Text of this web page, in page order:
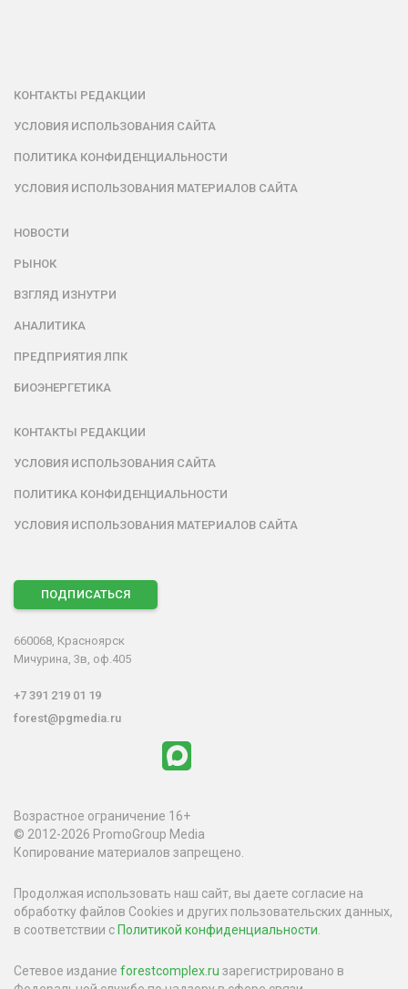
КОНТАКТЫ РЕДАКЦИИ
УСЛОВИЯ ИСПОЛЬЗОВАНИЯ САЙТА
ПОЛИТИКА КОНФИДЕНЦИАЛЬНОСТИ
УСЛОВИЯ ИСПОЛЬЗОВАНИЯ МАТЕРИАЛОВ САЙТА
НОВОСТИ
РЫНОК
ВЗГЛЯД ИЗНУТРИ
АНАЛИТИКА
ПРЕДПРИЯТИЯ ЛПК
БИОЭНЕРГЕТИКА
КОНТАКТЫ РЕДАКЦИИ
УСЛОВИЯ ИСПОЛЬЗОВАНИЯ САЙТА
ПОЛИТИКА КОНФИДЕНЦИАЛЬНОСТИ
УСЛОВИЯ ИСПОЛЬЗОВАНИЯ МАТЕРИАЛОВ САЙТА
ПОДПИСАТЬСЯ
660068, Красноярск
Мичурина, 3в, оф.405
+7 391 219 01 19
forest@pgmedia.ru
Возрастное ограничение 16+
© 2012-2026 PromoGroup Media
Копирование материалов запрещено.
Продолжая использовать наш сайт, вы даете согласие на
обработку файлов Cookies и других пользовательских данных,
в соответствии с Политикой конфиденциальности
Сетевое издание forestcomplex.ru зарегистрировано в